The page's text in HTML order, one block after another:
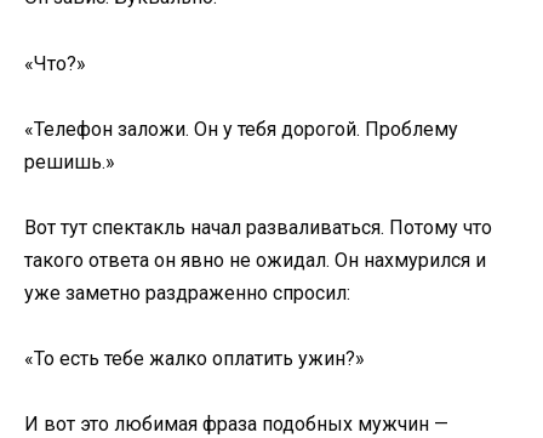
«Что?»
«Телефон заложи. Он у тебя дорогой. Проблему
решишь.»
Вот тут спектакль начал разваливаться. Потому что
такого ответа он явно не ожидал. Он нахмурился и
уже заметно раздраженно спросил:
«То есть тебе жалко оплатить ужин?»
И вот это любимая фраза подобных мужчин —